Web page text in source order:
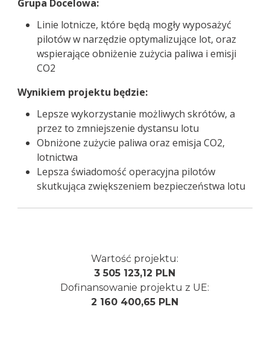
Grupa Docelowa:
Linie lotnicze, które będą mogły wyposażyć
pilotów w narzędzie optymalizujące lot, oraz
wspierające obniżenie zużycia paliwa i emisji
CO2
Wynikiem projektu będzie:
Lepsze wykorzystanie możliwych skrótów, a
przez to zmniejszenie dystansu lotu
Obniżone zużycie paliwa oraz emisja CO2,
lotnictwa
Lepsza świadomość operacyjna pilotów
skutkująca zwiększeniem bezpieczeństwa lotu
Wartość projektu:
3 505 123,12 PLN
Dofinansowanie projektu z UE:
2 160 400,65 PLN